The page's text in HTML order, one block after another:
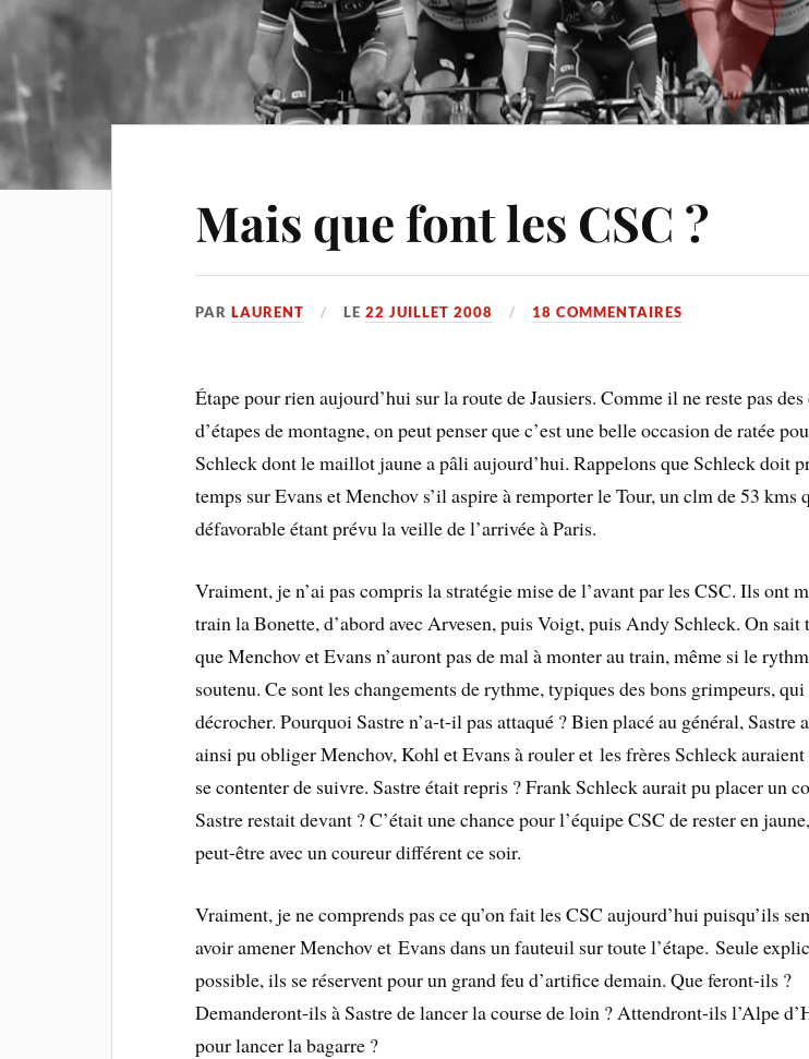
Mais que font les CSC ?
PARLAURENT LE22 JUILLET 2008 18 COMMENTAIRES
Étape pour rien aujourd’hui sur la route de Jausiers. Comme il ne reste pas
d’étapes de montagne, on peut penser que c’est une belle occasion de ratée
Schleck dont le maillot jaune a pâli aujourd’hui. Rappelons que Schleck doit
temps sur Evans et Menchov s’il aspire à remporter le Tour, un clm de 53 kms
défavorable étant prévu la veille de l’arrivée à Paris.
Vraiment, je n’ai pas compris la stratégie mise de l’avant par les CSC. Ils ont
train la Bonette, d’abord avec Arvesen, puis Voigt, puis Andy Schleck. On sait
que Menchov et Evans n’auront pas de mal à monter au train, même si le
soutenu. Ce sont les changements de rythme, typiques des bons grimpeurs,
décrocher. Pourquoi Sastre n’a-t-il pas attaqué ? Bien placé au général, Sastre
ainsi pu obliger Menchov, Kohl et Evans à rouler et les frères Schleck auraient
se contenter de suivre. Sastre était repris ? Frank Schleck aurait pu placer un
Sastre restait devant ? C’était une chance pour l’équipe CSC de rester en
peut-être avec un coureur différent ce soir.
Vraiment, je ne comprends pas ce qu’on fait les CSC aujourd’hui puisqu’ils
avoir amener Menchov et Evans dans un fauteuil sur toute l’étape. Seule
possible, ils se réservent pour un grand feu d’artifice demain. Que feront-ils ?
Demanderont-ils à Sastre de lancer la course de loin ? Attendront-ils l’Alpe
pour lancer la bagarre ?